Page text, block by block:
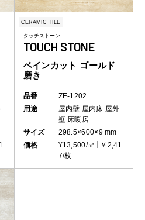
CERAMIC TILE
タッチストーン
TOUCH STONE
ベインカット ゴールド
磨き
品番
ZE-1202
用途
屋内壁 屋内床 屋外
壁 床暖房
サイズ
298.5×600×9 mm
価格
¥13,500/㎡
￥2,41
7/枚